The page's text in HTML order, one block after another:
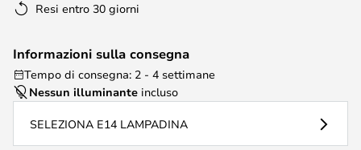
Resi entro 30 giorni
Informazioni sulla consegna
Tempo di consegna: 2 - 4 settimane
Nessun illuminante incluso
SELEZIONA E14 LAMPADINA